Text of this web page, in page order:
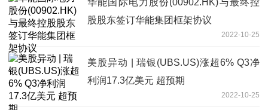
华能国际电力股份(00902.HK)与最终控
股股东签订华能集团框架协议
2022-10-25
美股异动 | 瑞银(UBS.US)涨超6% Q3净
利润17.3亿美元 超预期
2022-10-25